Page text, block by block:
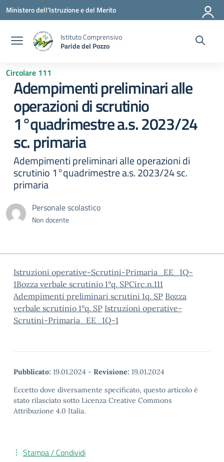
Vai ai contenuti
Vai al menu di navigazione
Vai al footer
Ministero dell'Istruzione e del Merito
Istituto Comprensivo
Paride del Pozzo
Circolare 111
Adempimenti preliminari alle
operazioni di scrutinio
1°quadrimestre a.s. 2023/24
sc. primaria
Adempimenti preliminari alle operazioni di
scrutinio 1°quadrimestre a.s. 2023/24 sc.
primaria
Personale scolastico
Non docente
Istruzioni operative-Scrutini-Primaria_EE_1Q-
1Bozza verbale scrutinio 1°q. SPCirc.n.111
Adempimenti preliminari scrutini 1q. SP Bozza
verbale scrutinio 1°q. SP Istruzioni operative-
Scrutini-Primaria_EE_1Q-1
Pubblicato: 19.01.2024 - Revisione: 19.01.2024
Eccetto dove diversamente specificato, questo articolo è
stato rilasciato sotto Licenza Creative Commons
Attribuzione 4.0 Italia.
Stampa / Condividi